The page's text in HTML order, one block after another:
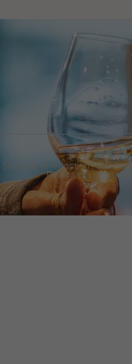
Site web et rédaction: SLR
Photos et vidéos :